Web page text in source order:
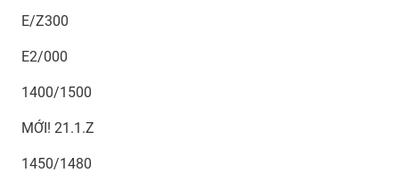
E/Z300
E2/000
1400/1500
MỚI! 21.1.Z
1450/1480